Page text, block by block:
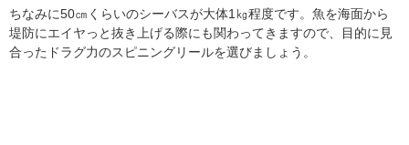
ちなみに50㎝くらいのシーバスが大体1㎏程度です。魚を海面から
堤防にエイヤっと抜き上げる際にも関わってきますので、目的に見
合ったドラグ力のスピニングリールを選びましょう。